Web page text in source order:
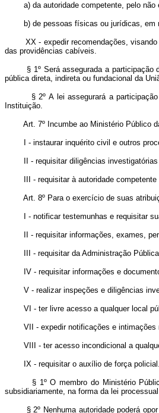
a) da autoridade competente, pelo
b) de pessoas físicas ou jurídicas, em
XX - expedir recomendações,
das providências cabíveis.
§ 1º Será assegurada a
pública direta, indireta ou fundacional da
§ 2º A lei assegurará a
Instituição.
Art. 7º Incumbe ao Ministério Público
I - instaurar inquérito civil e outros
II - requisitar diligências
III - requisitar à autoridade
Art. 8º Para o exercício de suas
I - notificar testemunhas e requisitar
II - requisitar informações, exames,
III - requisitar da Administração
IV - requisitar informações e
V - realizar inspeções e diligências
VI - ter livre acesso a qualquer local
VII - expedir notificações e
VIII - ter acesso incondicional a
IX - requisitar o auxílio de força
§ 1º O membro do Ministério
subsidiariamente, na forma da lei
§ 2º Nenhuma autoridade poderá